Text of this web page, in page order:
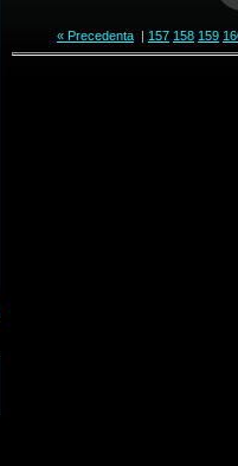
« Precedenta | 157 158 159